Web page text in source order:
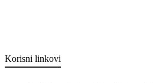
Korisni linkovi